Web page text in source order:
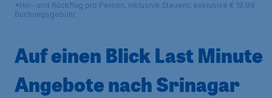
*Hin- und Rückflug pro Person, inklusive Steuern, exklusive € 19,99
Buchungsgebühr.
Auf einen Blick Last Minute
Angebote nach Srinagar